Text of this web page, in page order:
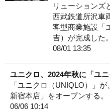
リューションズ
西武鉄道所沢車
客型商業施設「
吉）が完成した。
08/01 13:35
ユニクロ、2024年秋に「ユ
「ユニクロ（UNIQLO）」
新宿本店」をオープンする。
06/06 10:14